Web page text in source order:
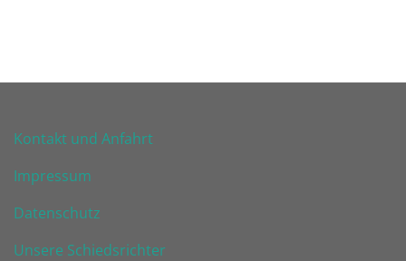
Kontakt und Anfahrt
Impressum
Datenschutz
Unsere Schiedsrichter